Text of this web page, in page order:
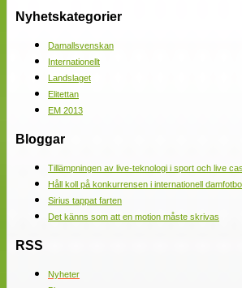
Nyhetskategorier
Damallsvenskan
Internationellt
Landslaget
Elitettan
EM 2013
Bloggar
Tillämpningen av live-teknologi i sport och live
Håll koll på konkurrensen i internationell damfotboll
Sirius tappat farten
Det känns som att en motion måste skrivas
RSS
Nyheter